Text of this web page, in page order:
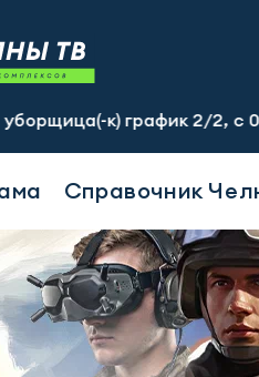
к) график 2/2, с 07.00 до
Справочник